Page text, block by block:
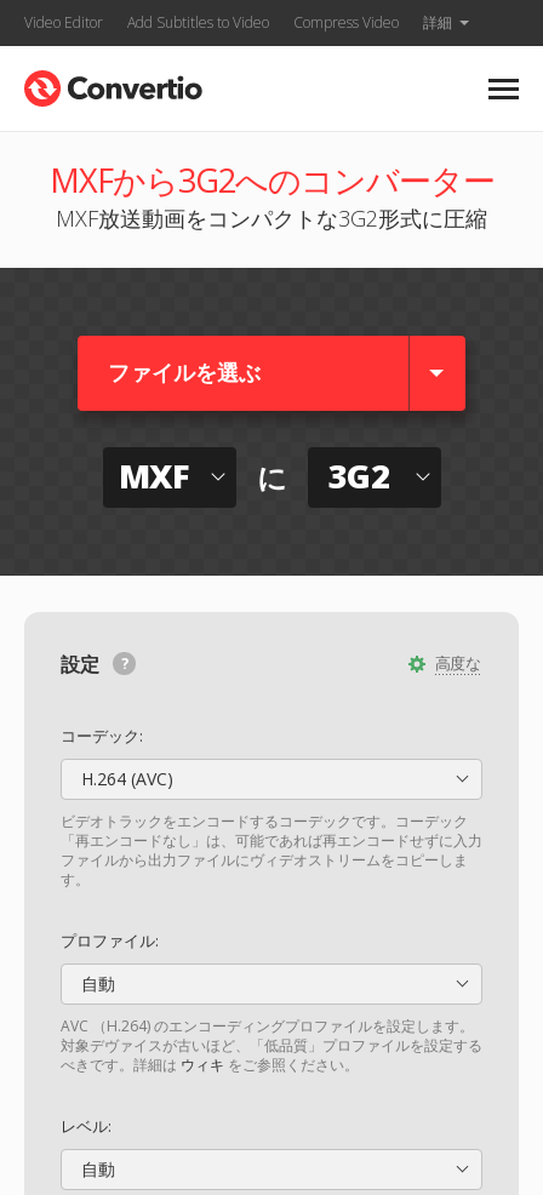
Video Editor Add Subtitles to Video Compress Video 詳細
MXFから3G2へのコンバーター
MXF放送動画をコンパクトな3G2形式に圧縮
ファイルを選ぶ
MXF に 3G2
高度な
設定
コーデック:
H.264 (AVC)
ビデオトラックをエンコードするコーデックです。コーデック
「再エンコードなし」は、可能であれば再エンコードせずに入力
ファイルから出力ファイルにヴィデオストリームをコピーしま
す。
プロファイル:
自動
AVC （H.264) のエンコーディングプロファイルを設定します。
対象デヴァイスが古いほど、「低品質」プロファイルを設定する
べきです。詳細は ウィキ をご参照ください。
レベル:
自動